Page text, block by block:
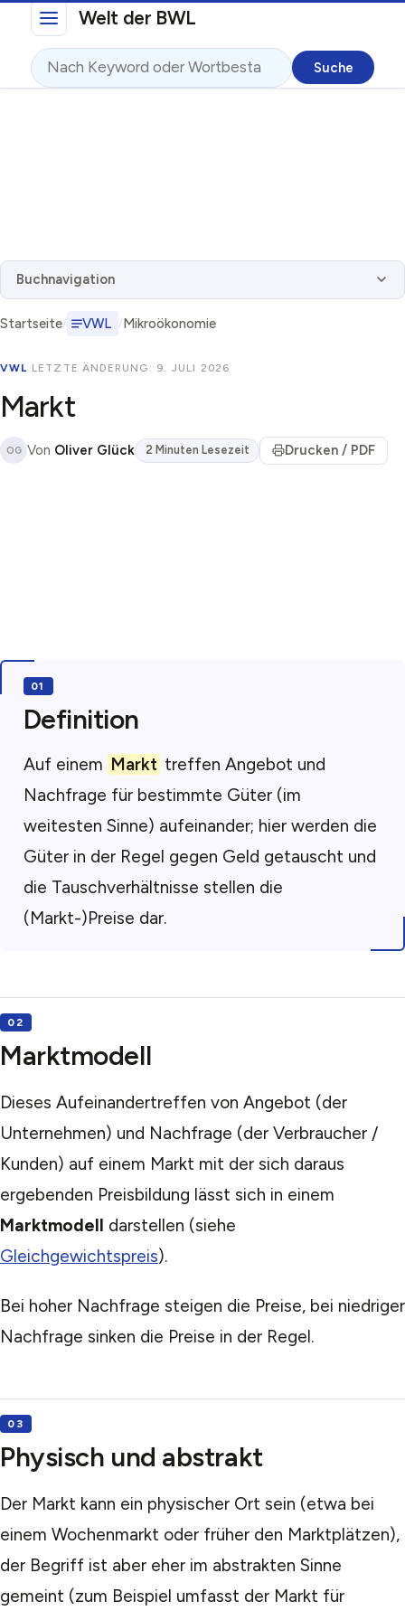
Direkt zum InhaltWelt der BWL
Suche
Buchnavigation
Startseite VWL Mikroökonomie
VWL· LETZTE ÄNDERUNG: 9. JULI 2026
Markt
OG Von Oliver Glück 2 Minuten Lesezeit Drucken / PDF
Definition
Auf einem Markt treffen Angebot und
Nachfrage für bestimmte Güter (im
weitesten Sinne) aufeinander; hier werden die
Güter in der Regel gegen Geld getauscht und
die Tauschverhältnisse stellen die
(Markt-)Preise dar.
Marktmodell
Dieses Aufeinandertreffen von Angebot (der
Unternehmen) und Nachfrage (der Verbraucher /
Kunden) auf einem Markt mit der sich daraus
ergebenden Preisbildung lässt sich in einem
Marktmodell darstellen (siehe
Gleichgewichtspreis).
Bei hoher Nachfrage steigen die Preise, bei niedriger
Nachfrage sinken die Preise in der Regel.
Physisch und abstrakt
Der Markt kann ein physischer Ort sein (etwa bei
einem Wochenmarkt oder früher den Marktplätzen),
der Begriff ist aber eher im abstrakten Sinne
gemeint (zum Beispiel umfasst der Markt für